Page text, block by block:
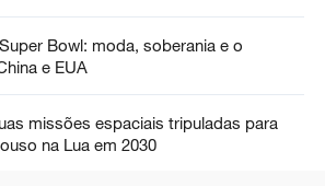
Bowl: moda, soberania e o
e EUA
missões espaciais tripuladas para
na Lua em 2030